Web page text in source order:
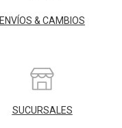
ENVÍOS & CAMBIOS
SUCURSALES